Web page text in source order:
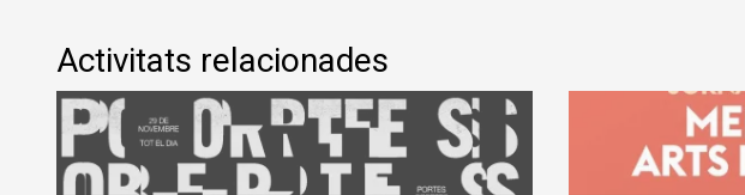
Activitats relacionades